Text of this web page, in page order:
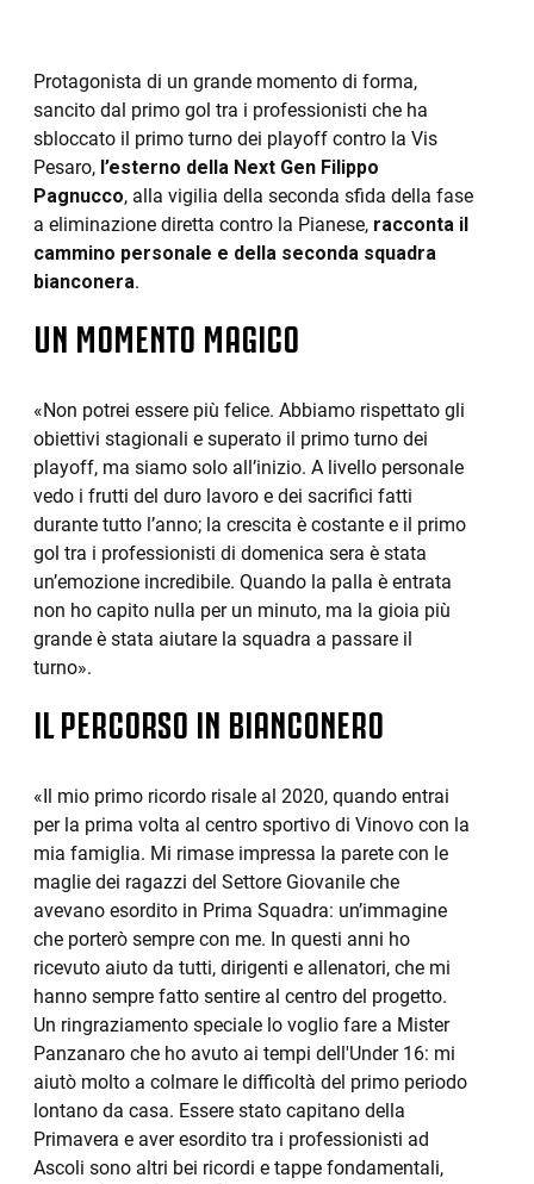
Protagonista di un grande momento di forma,
sancito dal primo gol tra i professionisti che ha
sbloccato il primo turno dei playoff contro la Vis
Pesaro, l’esterno della Next Gen Filippo
Pagnucco, alla vigilia della seconda sfida della fase
a eliminazione diretta contro la Pianese, racconta il
cammino personale e della seconda squadra
bianconera.
UN MOMENTO MAGICO
«Non potrei essere più felice. Abbiamo rispettato gli
obiettivi stagionali e superato il primo turno dei
playoff, ma siamo solo all’inizio. A livello personale
vedo i frutti del duro lavoro e dei sacrifici fatti
durante tutto l’anno; la crescita è costante e il primo
gol tra i professionisti di domenica sera è stata
un’emozione incredibile. Quando la palla è entrata
non ho capito nulla per un minuto, ma la gioia più
grande è stata aiutare la squadra a passare il
turno».
IL PERCORSO IN BIANCONERO
«Il mio primo ricordo risale al 2020, quando entrai
per la prima volta al centro sportivo di Vinovo con la
mia famiglia. Mi rimase impressa la parete con le
maglie dei ragazzi del Settore Giovanile che
avevano esordito in Prima Squadra: un’immagine
che porterò sempre con me. In questi anni ho
ricevuto aiuto da tutti, dirigenti e allenatori, che mi
hanno sempre fatto sentire al centro del progetto.
Un ringraziamento speciale lo voglio fare a Mister
Panzanaro che ho avuto ai tempi dell'Under 16: mi
aiutò molto a colmare le difficoltà del primo periodo
lontano da casa. Essere stato capitano della
Primavera e aver esordito tra i professionisti ad
Ascoli sono altri bei ricordi e tappe fondamentali,